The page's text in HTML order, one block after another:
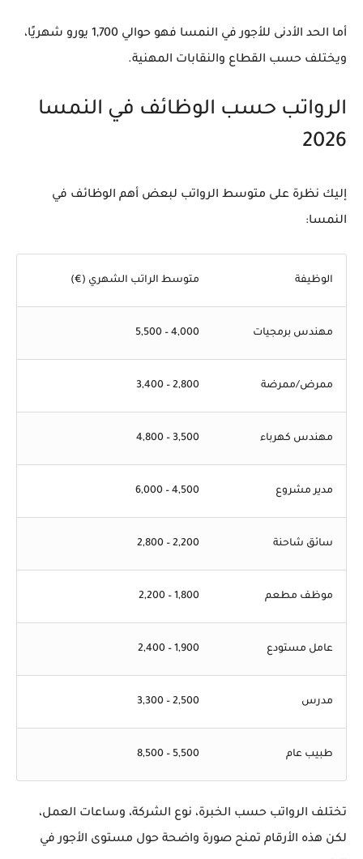
أما الحد الأدنى للأجورفي النمسا فهو حوالي 1,700 يورو شهريًا
،
ويختلف حسب القطاع والنقابات المهنية.
الرواتب حسب الوظائف في النمسا
2026
إليك نظرة على متوسط الرواتب لبعض أهم الوظائف في
النمسا:
الوظيفة متوسط الراتب الشهري (€)
مهندس برمجيات 4,000 – 5,500
ممرض/ممرضة 2,800 – 3,400
مهندس كهرباء 3,500 – 4,800
مدير مشروع 4,500 – 6,000
سائق شاحنة 2,200 – 2,800
موظف مطعم 1,800 – 2,200
عامل مستودع 1,900 – 2,400
مدرس 2,500 – 3,300
طبيب عام 5,500 – 8,500
تختلف الرواتب حسب الخبرة، نوع الشركة، وساعات العمل،
لكن هذه الأرقام تمنح صورة واضحة حول مستوى الأجور في